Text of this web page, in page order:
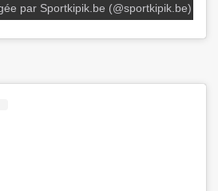
par Sportkipik.be (@sportkipik.be)